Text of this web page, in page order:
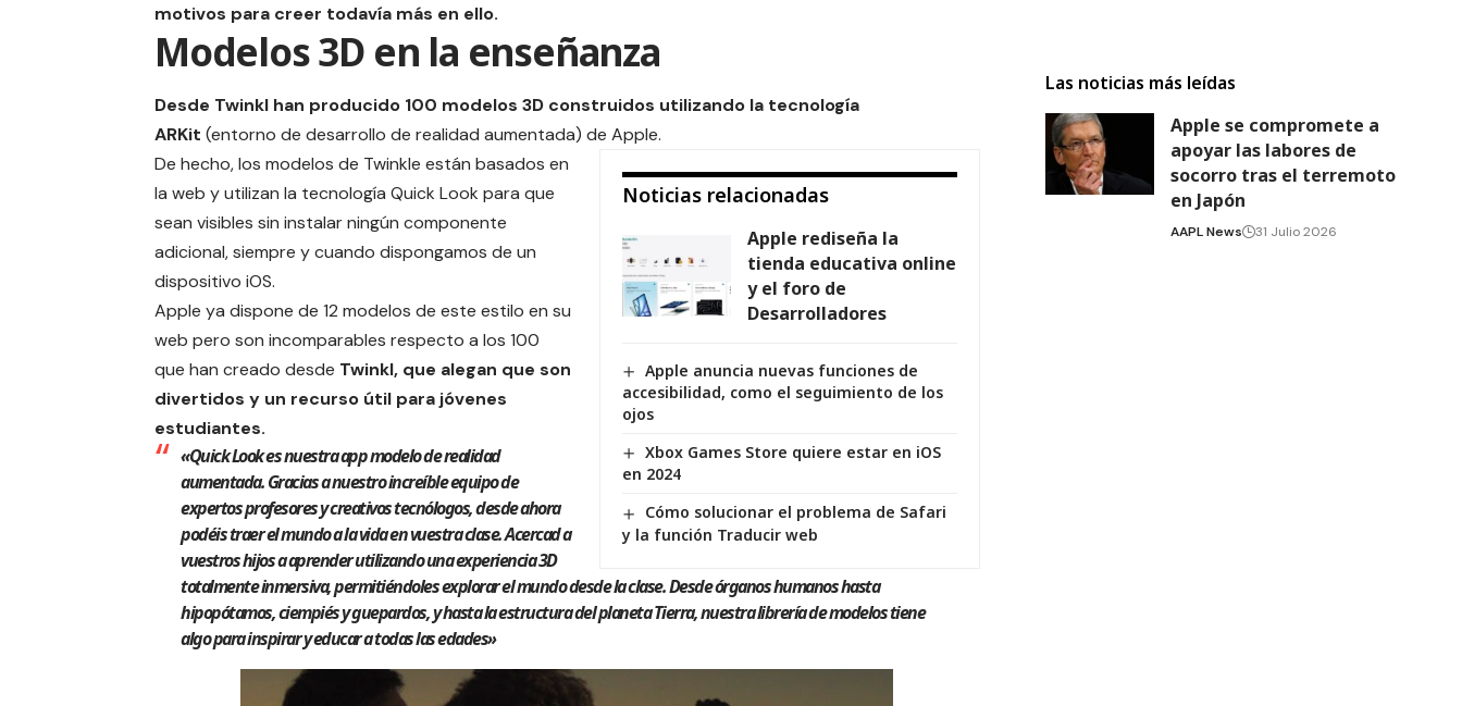
motivos para creer todavía más en ello.
Modelos 3D en la enseñanza
Desde Twinkl han producido 100 modelos 3D construidos utilizando la tecnología
ARKit (entorno de desarrollo de realidad aumentada) de Apple.
Noticias relacionadas
Apple rediseña la
tienda educativa online
y el foro de
Desarrolladores
Apple anuncia nuevas funciones de
accesibilidad, como el seguimiento de los
ojos
Xbox Games Store quiere estar en iOS
en 2024
Cómo solucionar el problema de Safari
y la función Traducir web
De hecho, los modelos de Twinkle están basados en
la web y utilizan la tecnología Quick Look para que
sean visibles sin instalar ningún componente
adicional, siempre y cuando dispongamos de un
dispositivo iOS.
Apple ya dispone de 12 modelos de este estilo en su
web pero son incomparables respecto a los 100
que han creado desde Twinkl, que alegan que son
divertidos y un recurso útil para jóvenes
estudiantes.
«Quick Look es nuestra app modelo de realidad
aumentada. Gracias a nuestro increíble equipo de
expertos profesores y creativos tecnólogos, desde ahora
podéis traer el mundo a la vida en vuestra clase. Acercad a
vuestros hijos a aprender utilizando una experiencia 3D
totalmente inmersiva, permitiéndoles explorar el mundo desde la clase. Desde órganos humanos hasta
hipopótamos, ciempiés y guepardos, y hasta la estructura del planeta Tierra, nuestra librería de modelos tiene
algo para inspirar y educar a todas las edades»
Las noticias más leídas
Apple se compromete a
apoyar las labores de
socorro tras el terremoto
en Japón
AAPL News 31 Julio 2026